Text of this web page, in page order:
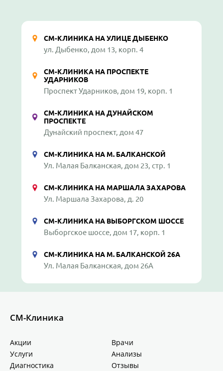
СМ-КЛИНИКА НА УЛИЦЕ ДЫБЕНКО
ул. Дыбенко, дом 13, корп. 4
СМ-КЛИНИКА НА ПРОСПЕКТЕ
УДАРНИКОВ
Проспект Ударников, дом 19, корп. 1
СМ-КЛИНИКА НА ДУНАЙСКОМ
ПРОСПЕКТЕ
Дунайский проспект, дом 47
СМ-КЛИНИКА НА М. БАЛКАНСКОЙ
Ул. Малая Балканская, дом 23, стр. 1
СМ-КЛИНИКА НА МАРШАЛА ЗАХАРОВА
Ул. Маршала Захарова, д. 20
СМ-КЛИНИКА НА ВЫБОРГСКОМ ШОССЕ
Выборгское шоссе, дом 17, корп. 1
СМ-КЛИНИКА НА М. БАЛКАНСКОЙ 26А
Ул. Малая Балканская, дом 26А
СМ-Клиника
Акции
Врачи
Услуги
Анализы
Диагностика
Отзывы